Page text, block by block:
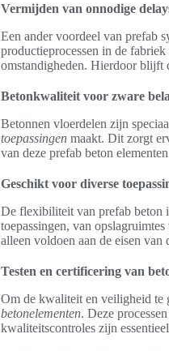
Vermijden van onnodige
Een ander voordeel van prefab
productieprocessen in de
omstandigheden. Hierdoor blijft
Betonkwaliteit voor zware
Betonnen vloerdelen zijn
toepassingen maakt. Dit zorgt
van deze prefab beton
Geschikt voor diverse
De flexibiliteit van prefab beton
toepassingen, van
alleen voldoen aan de eisen
Testen en certificering van
Om de kwaliteit en veiligheid te
betonelementen. Deze
kwaliteitscontroles zijn